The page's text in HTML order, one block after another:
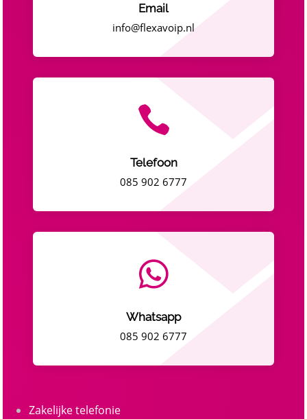
Email
info@flexavoip.nl

Telefoon
085 902 6777

Whatsapp
085 902 6777
Zakelijke telefonie